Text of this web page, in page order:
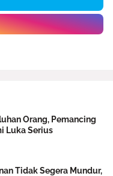
Orang, Pemancing
Luka Serius
Tidak Segera Mundur,